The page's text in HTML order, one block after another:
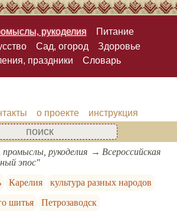
рукоделия
Питание
Сад, огород
Здоровье
праздники
Словарь
о проекте инструкция
промыслы, рукоделия
Всероссийская
эпос"
Карелия
культура разных народов
шитья
Петрозаводск